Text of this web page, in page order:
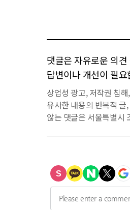
댓글은 자유로운 의
답변이나 개선이 필
상업성 광고, 저작권 침
유사한 내용의 반복적 글
않는 댓글은 서울특별시